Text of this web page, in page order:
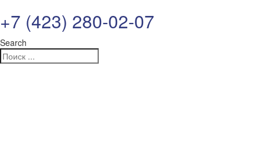
+7 (423) 280-02-07
Search